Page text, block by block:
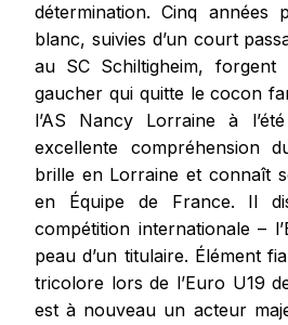
détermination. Cinq années
blanc, suivies d’un court
au SC Schiltigheim, forgent
gaucher qui quitte le cocon
l’AS Nancy Lorraine à
excellente compréhension
brille en Lorraine et connaît
en Équipe de France. Il
compétition internationale –
peau d’un titulaire. Élément
tricolore lors de l’Euro U19
est à nouveau un acteur